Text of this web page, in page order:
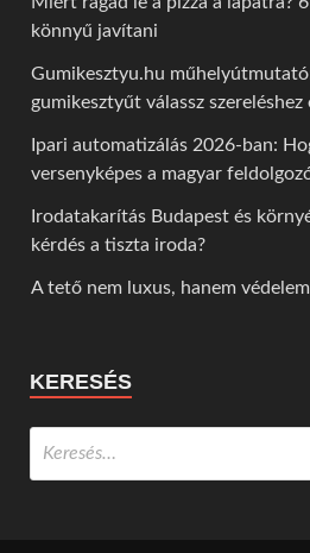
könnyű javítani
Gumikesztyu.hu
gumikesztyűt válassz
Ipari automatizálás 2026-ban:
versenyképes a magyar
Irodatakarítás Budapest és
kérdés a tiszta iroda?
A tető nem luxus, hanem védelem
KERESÉS